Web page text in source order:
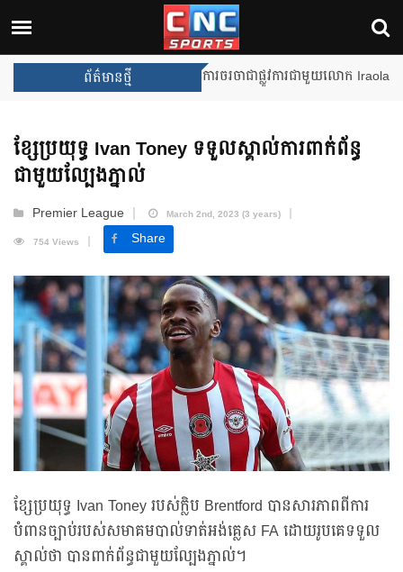
ព័ត៌មានថ្មី Unai Emery សន្យាថានឹងឈ្នះពាន
ខ្សែប្រយុទ្ធ Ivan Toney ទទួលស្គាល់ការពាក់ព័ន្ធ
ជាមួយល្បែងភ្នាល់
Premier League
March 2nd, 2023 (3 years)
754 Views
Share
ខ្សែប្រយុទ្ធ Ivan Toney របស់ក្លិប Brentford បានសារភាពពីការ
បំពានច្បាប់របស់សមាគមបាល់ទាត់អង់គ្លេស FA ដោយរូបគេទទួល
ស្គាល់ថា បានពាក់ព័ន្ធជាមួយល្បែងភ្នាល់។